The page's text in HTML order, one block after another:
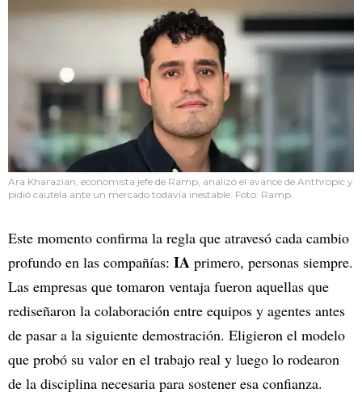
Ara Kharazian, economista jefe de Ramp, analizó el avance de Anthropic y
pidió cautela ante un mercado todavía inestable. Foto: Ramp.
Este momento confirma la regla que atravesó cada cambio
profundo en las compañías: IA primero, personas siempre.
Las empresas que tomaron ventaja fueron aquellas que
rediseñaron la colaboración entre equipos y agentes antes
de pasar a la siguiente demostración. Eligieron el modelo
que probó su valor en el trabajo real y luego lo rodearon
de la disciplina necesaria para sostener esa confianza.